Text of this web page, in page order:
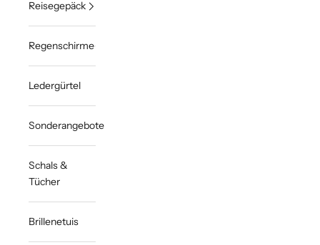
Reisegepäck
Regenschirme
Ledergürtel
Sonderangebote
Schals &
Tücher
Brillenetuis